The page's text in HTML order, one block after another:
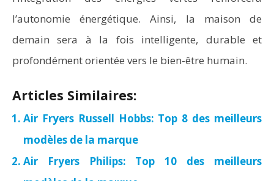
l’autonomie énergétique. Ainsi, la maison de
demain sera à la fois intelligente, durable et
profondément orientée vers le bien-être humain.
Articles Similaires:
Air Fryers Russell Hobbs: Top 8 des meilleurs
modèles de la marque
Air Fryers Philips: Top 10 des meilleurs